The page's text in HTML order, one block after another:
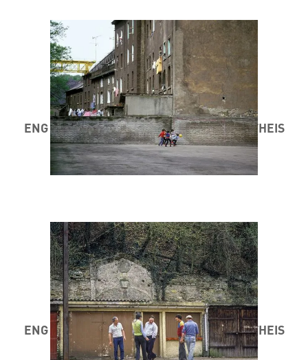
ENG STAD AM MINETT 1984 / 85 ® MARC THEIS
ENG STAD AM MINETT 1984 / 85 ® MARC THEIS